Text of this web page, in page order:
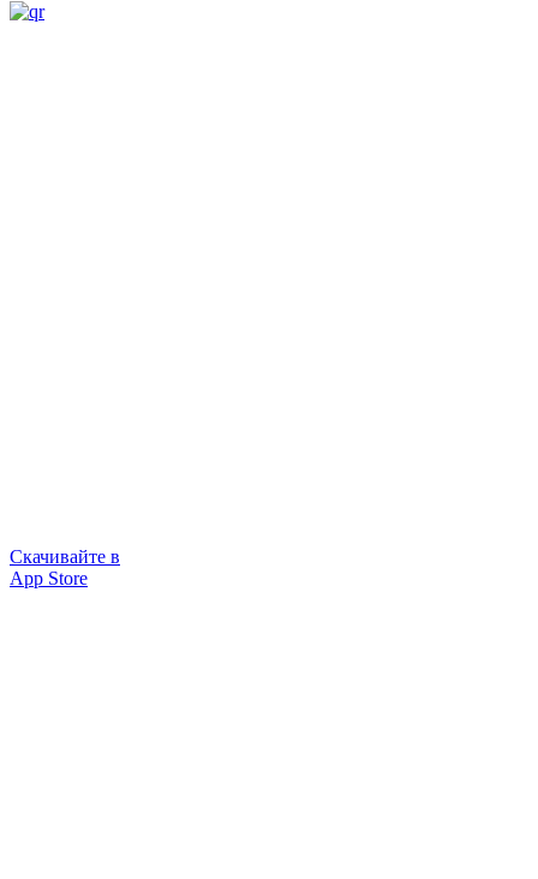
Скачивайте в
App Store